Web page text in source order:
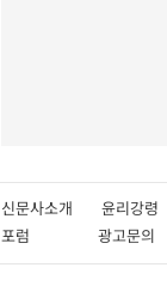
신문사소개 윤리강
포럼
광고문의